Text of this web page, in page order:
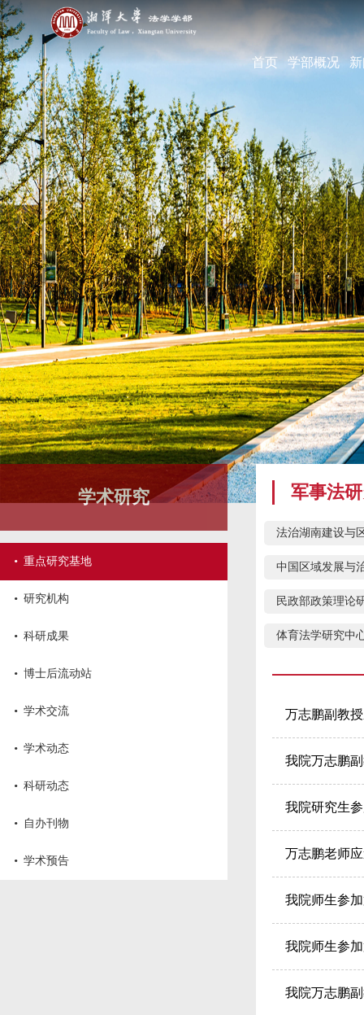
首页 学部概况
现任领导
机构设置
学部宣传片
部长寄语
学术研究
· 重点研究基地
· 研究机构
· 科研成果
· 博士后流动站
· 学术交流
· 学术动态
· 科研动态
· 自办刊物
· 学术预告
军事法
法治湖南建设与
中国区域发展与
民政部政策理论
体育法学研究中
万志鹏副教
我院万志鹏
我院研究生
万志鹏老师
我院师生参
我院师生参
我院万志鹏